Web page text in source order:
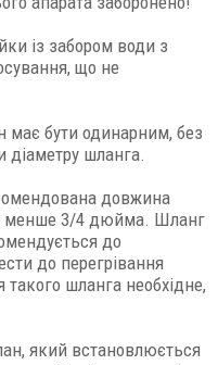
із забором води з
що не
має бути одинарним, без
діаметру шланга.
довжина
менше 3/4 дюйма. Шланг
до
до перегрівання
шланга необхідне,
який встановлюється